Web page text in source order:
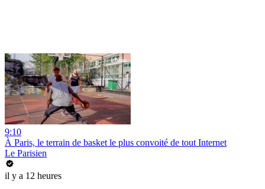
9:10
À Paris, le terrain de basket le plus convoité de tout Internet
Le Parisien
il y a 12 heures